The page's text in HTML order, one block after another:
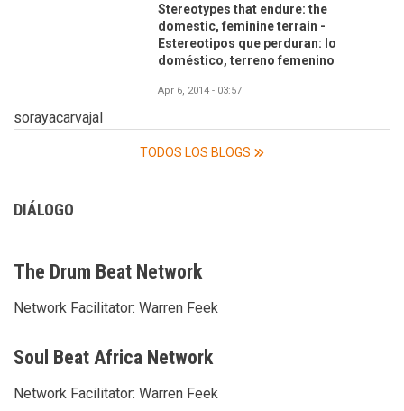
Stereotypes that endure: the
domestic, feminine terrain -
Estereotipos que perduran: lo
doméstico, terreno femenino
Apr 6, 2014 - 03:57
sorayacarvajal
TODOS LOS BLOGS
DIÁLOGO
The Drum Beat Network
Network Facilitator: Warren Feek
Soul Beat Africa Network
Network Facilitator: Warren Feek